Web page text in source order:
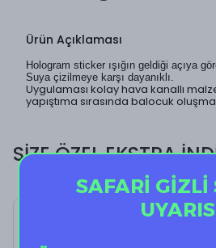
Ürün Açıklaması
Hologram sticker ışığın geldiği açıya
Suya çizilmeye karşı dayanıklı.
Uygulaması kolay hava kanallı
yapıştıma sırasında balocuk
SİZE ÖZEL EKSTRA
SAFARİ GİZLİ